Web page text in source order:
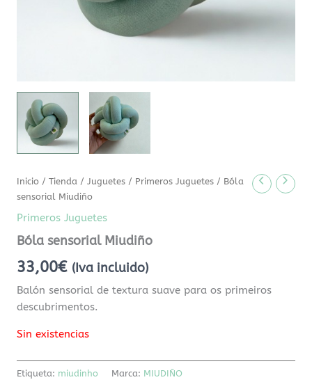
Inicio /Tienda /Juguetes / Primeros Juguetes / Bóla
sensorial Miudiño
Primeros Juguetes
Bóla sensorial Miudiño
33,00€ (Iva incluido)
Balón sensorial de textura suave para os primeiros
descubrimentos.
Sin existencias
Etiqueta: miudinho Marca: MIUDIÑO